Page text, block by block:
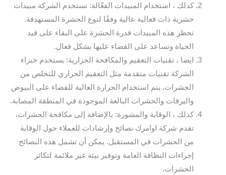
كذلك ، استخدام المبيدات الفعّالة: تستخدم الشركة مبيدات
حشرية ذات فعالية عالية وفقًا لنوع الحشرة المستهدفة.
تحظر هذه المبيدات قدرة الحشرة على البقاء على قيد
الحياة وتساعد على القضاء عليها بشكل فعال.
ايضا ، تقنيات التعقيم والمكافحة الحرارية: يستخدم خبراء
الشركة تقنيات متقدمة مثل التعقيم الحراري للتخلص من
الحشرات. يتم استخدام الحرارة العالية للقضاء على البيوض
واليرقات والحشرات البالغة الموجودة في المنطقة المصابة.
كذلك ، الوقاية والمشورة: بالإضافة إلى مكافحة الحشرات،
تقدم شركة اوامرك نصائح وإرشادات للعملاء حول الوقاية
من الحشرات في المستقبل. يمكن أن تشمل هذه النصائح
إجراءات النظافة العامة وتوفير بيئة غير ملائمة لتكاثر
الحشرات.